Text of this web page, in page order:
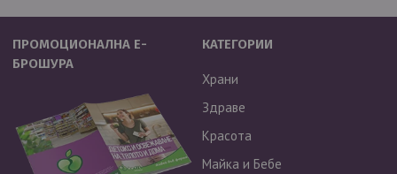
ПРОМОЦИОНАЛНА Е-
БРОШУРА
КАТЕГОРИИ
Храни
Здраве
Красота
Майка и Бебе